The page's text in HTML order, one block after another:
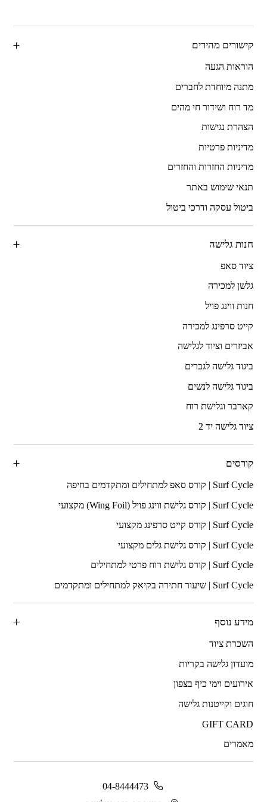
קישורים מהירים
הוראות הגעה
מתנה מיוחדת לחברים
מד רוח ושידור חי מהים
הצהרת נגישות
מדיניות פרטיות
מדיניות החזרות והחזרים
תנאי שימוש באתר
ביטול עסקה ודרכי ביטול
חנות גלישה
ציוד סאפ
גלשן למכירה
חנות ווינג פויל
קייט סרפינג למכירה
אביזרים וציוד לגלישה
ביגוד גלישה לגברים
ביגוד גלישה לנשים
קארבר וגלישת רוח
ציוד גלישה יד 2
קורסים
מידע נוסף
השכרת ציוד
מועדון גלישה בקריות
אירועים וימי כיף בצפון
חוגים וקייטנות גלישה
GIFT CARD
מאמרים
04-8444473